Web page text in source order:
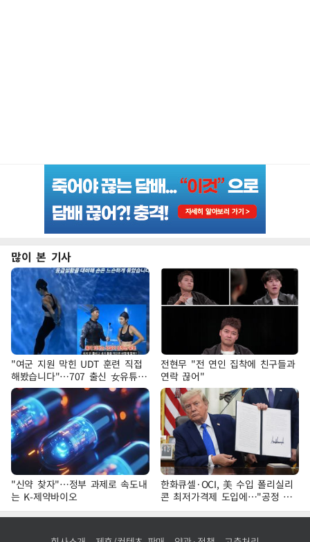
많이 본 기사
"여군 지원 막힌 UDT 훈련 직접
해봤습니다"…707 출신 女유튜버
'완벽 소화'
전현무 "전 연인 집착에 친구들과
연락 끊어"
"신약 찾자"…정부 과제로 속도내
는 K-제약바이오
한화큐셀·OCI, 美 수입 폴리실리
콘 최저가격제 도입에…"공정 경
쟁·수익성 개선 환영"